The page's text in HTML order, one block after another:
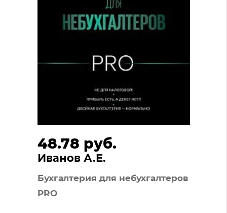
48.78 руб.
Иванов А.Е.
Бухгалтерия для небухгалтеров
PRO